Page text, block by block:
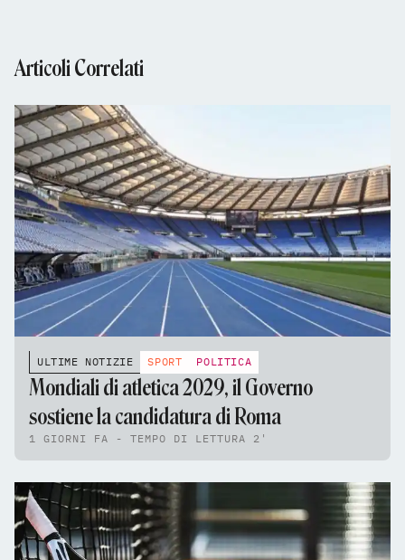
Articoli Correlati
ULTIME NOTIZIE SPORT POLITICA
Mondiali di atletica 2029, il Governo
sostiene la candidatura di Roma
1 GIORNI FA - TEMPO DI LETTURA 2'